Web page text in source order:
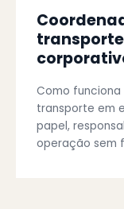
Como
transporte em
papel,
operação sem